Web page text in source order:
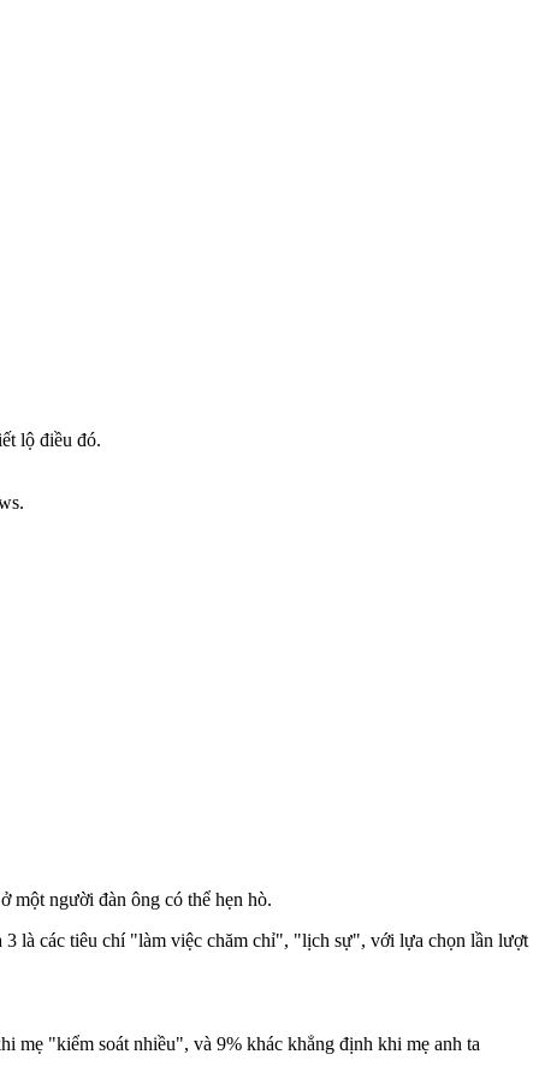
lộ điều đó.
một người đàn ông có thể hẹn hò.
là các tiêu chí "làm việc chăm chỉ", "lịch sự", với lựa chọn lần lượt
mẹ "kiểm soát nhiều", và 9% khác khẳng định khi mẹ anh ta